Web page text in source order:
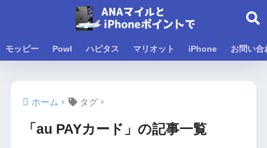
モッピー Powl ハピタス マリオット iPhone お問い合
ホーム タグ
「au PAYカード」の記事一覧